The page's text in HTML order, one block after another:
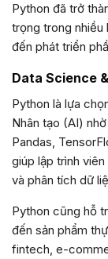
Python đã trở
trọng trong nhiều
đến phát triển
Data Science
Python là lựa
Nhân tạo (AI)
Pandas,
giúp lập trình
và phân tích dữ
Python cũng hỗ
đến sản phẩm
fintech, e-